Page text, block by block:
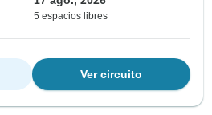
5 espacios libres
Ver circuito